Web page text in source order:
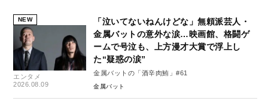
NEW
エンタメ
2026.08.09
「泣いてないねんけどな」無頼派芸人・
金属バットの意外な涙…映画館、格闘ゲ
ームで号泣も、上方漫才大賞で浮上し
た“疑惑の涙”
金属バットの「酒辛肉鮪」#61
金属バット